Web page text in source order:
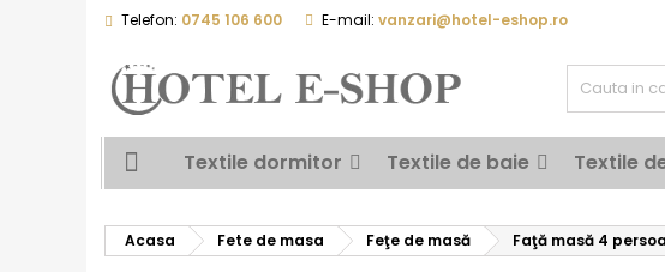
Telefon: 0745 106 600 E-mail: vanzari@hotel-eshop.ro
Textile dormitor Textile de baie Textile
Acasa Fete de masa Feţe de masă Faţă masă 4